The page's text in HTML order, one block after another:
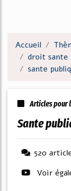
Accueil
droit sante
sante
Articles pour
sante
520
Voir